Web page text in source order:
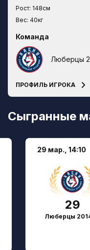
Рост: 148см
Вес: 40кг
Команда
Люберцы
ПРОФИЛЬ ИГРОКА
Сыгранные
29 мар., 14:10
29
Люберцы